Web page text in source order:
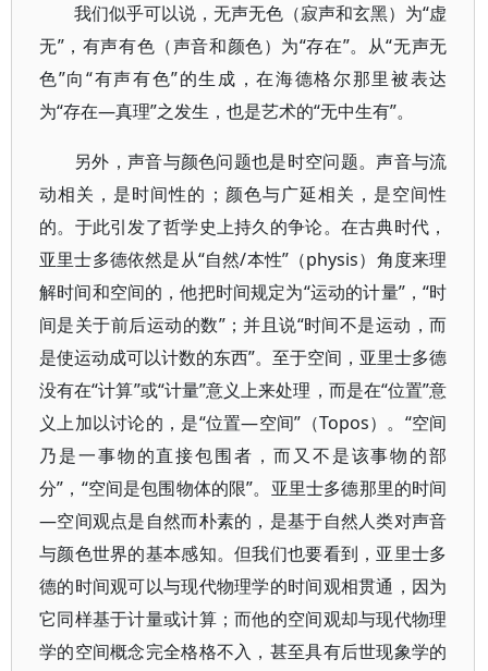
我们似乎可以说，无声无色（寂声和玄黑）为“虚
无”，有声有色（声音和颜色）为“存在”。从“无声无
色”向“有声有色”的生成，在海德格尔那里被表达
为“存在—真理”之发生，也是艺术的“无中生有”。
另外，声音与颜色问题也是时空问题。声音与流
动相关，是时间性的；颜色与广延相关，是空间性
的。于此引发了哲学史上持久的争论。在古典时代，
亚里士多德依然是从“自然/本性”（physis）角度来理
解时间和空间的，他把时间规定为“运动的计量”，“时
间是关于前后运动的数”；并且说“时间不是运动，而
是使运动成可以计数的东西”。至于空间，亚里士多德
没有在“计算”或“计量”意义上来处理，而是在“位置”意
义上加以讨论的，是“位置—空间”（Topos）。“空间
乃是一事物的直接包围者，而又不是该事物的部
分”，“空间是包围物体的限”。亚里士多德那里的时间
—空间观点是自然而朴素的，是基于自然人类对声音
与颜色世界的基本感知。但我们也要看到，亚里士多
德的时间观可以与现代物理学的时间观相贯通，因为
它同样基于计量或计算；而他的空间观却与现代物理
学的空间概念完全格格不入，甚至具有后世现象学的